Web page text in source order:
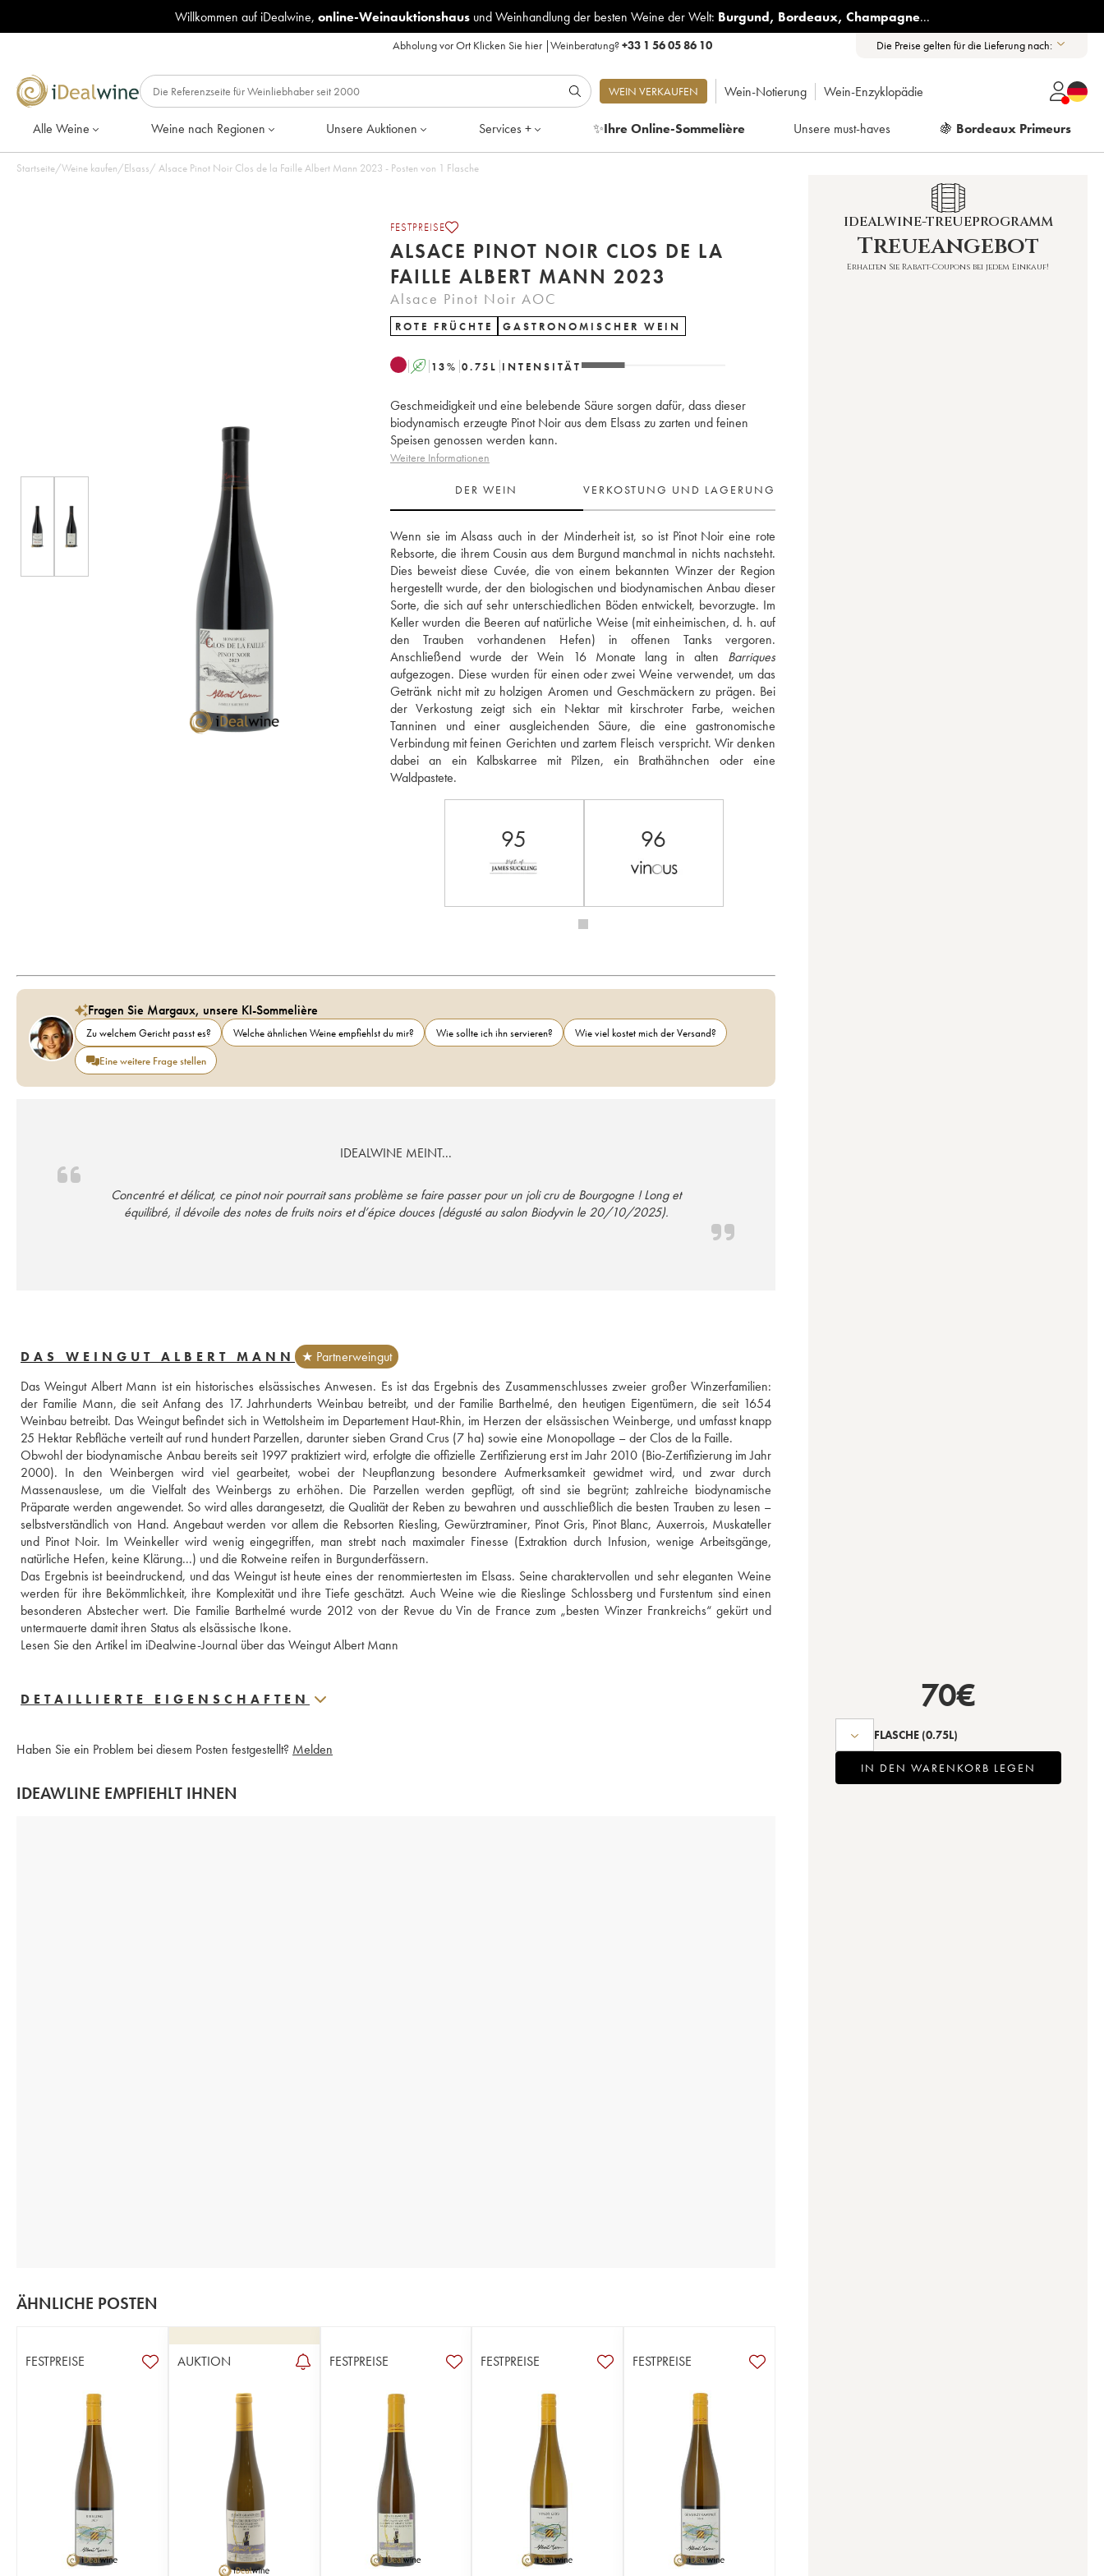
Willkommen auf iDealwine, online-Weinauktionshausund Weinhandlung der besten Weine der Welt: Burgund, Bordeaux, Champagne...
Abholung vor Ort Klicken Sie hier|Weinberatung?+33 1 56 05 86 10 Die Preise gelten für die Lieferung nach:
WEIN VERKAUFEN Wein-Notierung Wein-Enzyklopädie
Alle Weine Weine nach Regionen Unsere Auktionen Services + ✨Ihre Online-Sommelière Unsere must-haves 🍇 Bordeaux Primeurs
Startseite/Weine kaufen/Elsass/ Alsace Pinot Noir Clos de la Faille Albert Mann 2023 - Posten von 1 Flasche
FESTPREISE
ALSACE PINOT NOIR CLOS DE LA
FAILLE ALBERT MANN 2023
Alsace Pinot Noir AOC
ROTE FRÜCHTE GASTRONOMISCHER WEIN
A 13% 0.75 L INTENSITÄT
Geschmeidigkeit und eine belebende Säure sorgen dafür, dass dieser
biodynamisch erzeugte Pinot Noir aus dem Elsass zu zarten und feinen
Speisen genossen werden kann.
Weitere Informationen
DER WEIN VERKOSTUNG UND LAGERUNG
Wenn sie im Alsass auch in der Minderheit ist, so ist Pinot Noir eine rote
Rebsorte, die ihrem Cousin aus dem Burgund manchmal in nichts nachsteht.
Dies beweist diese Cuvée, die von einem bekannten Winzer der Region
hergestellt wurde, der den biologischen und biodynamischen Anbau dieser
Sorte, die sich auf sehr unterschiedlichen Böden entwickelt, bevorzugte. Im
Keller wurden die Beeren auf natürliche Weise (mit einheimischen, d. h. auf
den Trauben vorhandenen Hefen) in offenen Tanks vergoren.
Anschließend wurde der Wein 16 Monate lang in alten Barriques
aufgezogen. Diese wurden für einen oder zwei Weine verwendet, um das
Getränk nicht mit zu holzigen Aromen und Geschmäckern zu prägen. Bei
der Verkostung zeigt sich ein Nektar mit kirschroter Farbe, weichen
Tanninen und einer ausgleichenden Säure, die eine gastronomische
Verbindung mit feinen Gerichten und zartem Fleisch verspricht. Wir denken
dabei an ein Kalbskarree mit Pilzen, ein Brathähnchen oder eine
Waldpastete.
95 96
Fragen Sie Margaux, unsere KI-Sommelière
Zu welchem Gericht passt es? Welche ähnlichen Weine empfiehlst du mir? Wie sollte ich ihn servieren?
Wie viel kostet mich der Versand?
Eine weitere Frage stellen
IDEALWINE MEINT...
Concentré et délicat, ce pinot noir pourrait sans problème se faire passer pour un joli cru de Bourgogne ! Long et
équilibré, il dévoile des notes de fruits noirs et d’épice douces (dégusté au salon Biodyvin le 20/10/2025).
DAS WEINGUT ALBERT MANN
★ Partnerweingut
Das Weingut Albert Mann ist ein historisches elsässisches Anwesen. Es ist das Ergebnis des Zusammenschlusses zweier großer Winzerfamilien:
der Familie Mann, die seit Anfang des 17. Jahrhunderts Weinbau betreibt, und der Familie Barthelmé, den heutigen Eigentümern, die seit 1654
Weinbau betreibt. Das Weingut befindet sich in Wettolsheim im Departement Haut-Rhin, im Herzen der elsässischen Weinberge, und umfasst knapp
25 Hektar Rebfläche verteilt auf rund hundert Parzellen, darunter sieben Grand Crus (7 ha) sowie eine Monopollage – der Clos de la Faille.
Obwohl der biodynamische Anbau bereits seit 1997 praktiziert wird, erfolgte die offizielle Zertifizierung erst im Jahr 2010 (Bio-Zertifizierung im Jahr
2000). In den Weinbergen wird viel gearbeitet, wobei der Neupflanzung besondere Aufmerksamkeit gewidmet wird, und zwar durch
Massenauslese, um die Vielfalt des Weinbergs zu erhöhen. Die Parzellen werden gepflügt, oft sind sie begrünt; zahlreiche biodynamische
Präparate werden angewendet. So wird alles darangesetzt, die Qualität der Reben zu bewahren und ausschließlich die besten Trauben zu lesen –
selbstverständlich von Hand. Angebaut werden vor allem die Rebsorten Riesling, Gewürztraminer, Pinot Gris, Pinot Blanc, Auxerrois, Muskateller
und Pinot Noir. Im Weinkeller wird wenig eingegriffen, man strebt nach maximaler Finesse (Extraktion durch Infusion, wenige Arbeitsgänge,
natürliche Hefen, keine Klärung...) und die Rotweine reifen in Burgunderfässern.
Das Ergebnis ist beeindruckend, und das Weingut ist heute eines der renommiertesten im Elsass. Seine charaktervollen und sehr eleganten Weine
werden für ihre Bekömmlichkeit, ihre Komplexität und ihre Tiefe geschätzt. Auch Weine wie die Rieslinge Schlossberg und Furstentum sind einen
besonderen Abstecher wert. Die Familie Barthelmé wurde 2012 von der Revue du Vin de France zum „besten Winzer Frankreichs“ gekürt und
untermauerte damit ihren Status als elsässische Ikone.
Lesen Sie den Artikel im iDealwine-Journal über das Weingut Albert Mann
DETAILLIERTE EIGENSCHAFTEN
Haben Sie ein Problem bei diesem Posten festgestellt? Melden
IDEAWLINE EMPFIEHLT IHNEN
ÄHNLICHE POSTEN
FESTPREISE AUKTION FESTPREISE FESTPREISE FESTPREISE
IDEALWINE-TREUEPROGRAMM
Treueangebot
Erhalten Sie Rabatt-Coupons bei jedem Einkauf!
70€
FLASCHE (0.75L)
IN DEN WARENKORB LEGEN